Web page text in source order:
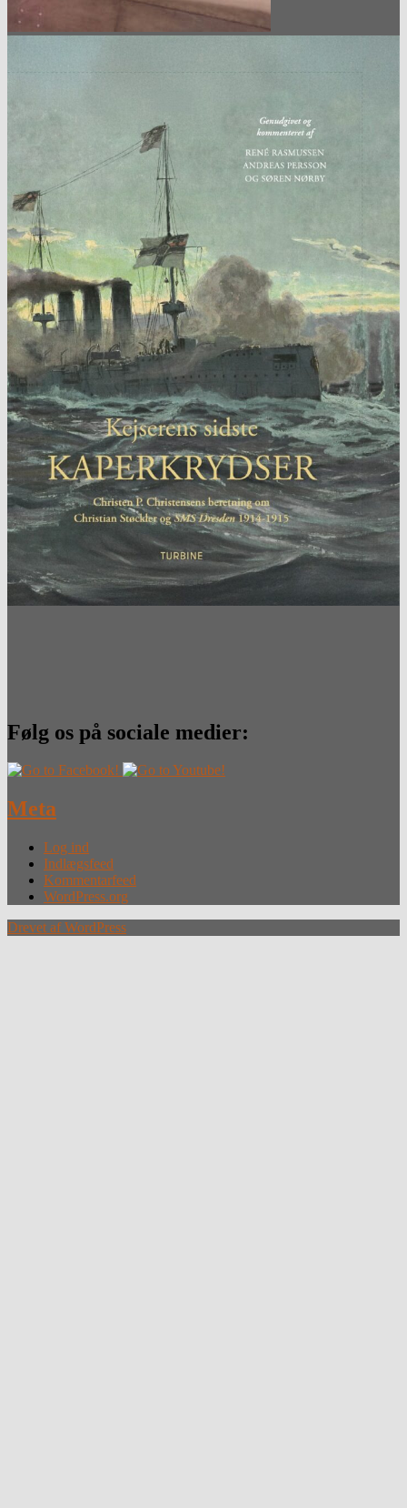
Følg os på sociale medier:
Meta
Log ind
Indlægsfeed
Kommentarfeed
WordPress.org
Drevet af WordPress